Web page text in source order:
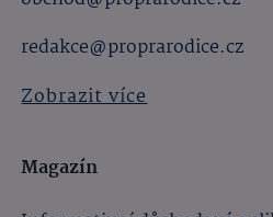
redakce@proprarodice.cz
Zobrazit více
Magazín